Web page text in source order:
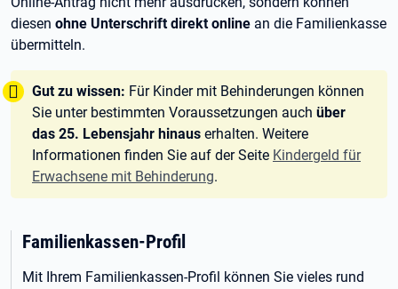
diesen ohne Unterschrift direkt online an die Familienkasse
übermitteln.
Tipp:
Gut zu wissen: Für Kinder mit Behinderungen können
Sie unter bestimmten Voraussetzungen auch über
das 25. Lebensjahr hinaus erhalten. Weitere
Informationen finden Sie auf der Seite Kindergeld für
Erwachsene mit Behinderung.
Familienkassen-Profil
Mit Ihrem Familienkassen-Profil können Sie vieles rund